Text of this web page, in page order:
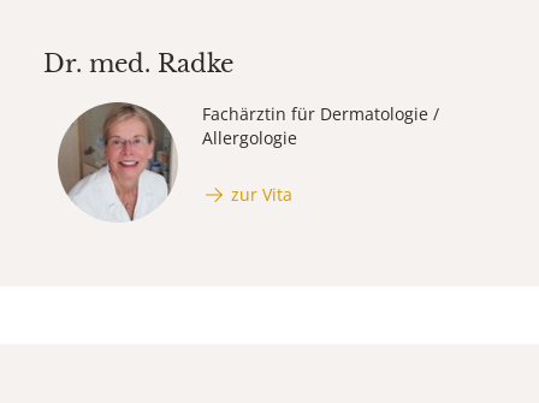
Dr. med. Radke
Fachärztin für Dermatologie /
Allergologie
zur Vita